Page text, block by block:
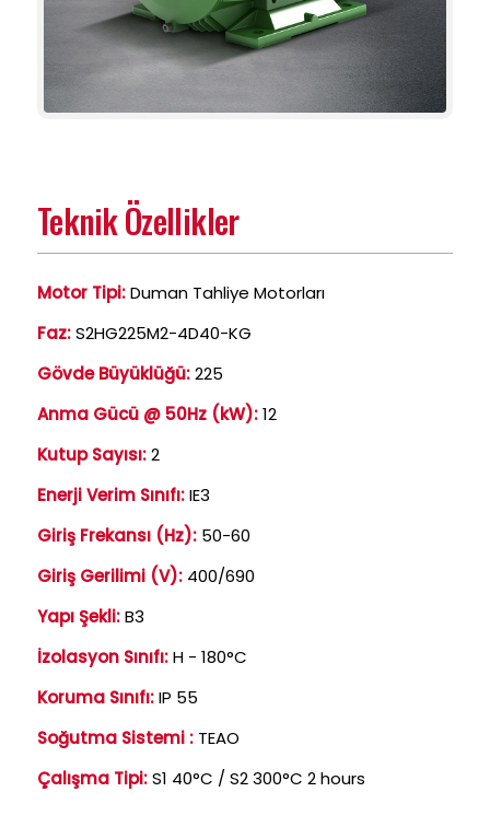
Teknik Özellikler
Motor Tipi:Duman Tahliye Motorları
Faz:S2HG225M2-4D40-KG
Gövde Büyüklüğü:225
Anma Gücü @ 50Hz (kW):12
Kutup Sayısı:2
Enerji Verim Sınıfı:IE3
Giriş Frekansı (Hz): 50-60
Giriş Gerilimi (V): 400/690
Yapı Şekli:B3
İzolasyon Sınıfı:H - 180°C
Koruma Sınıfı:IP 55
Soğutma Sistemi : TEAO
Çalışma Tipi:S1 40°C / S2 300°C 2 hours